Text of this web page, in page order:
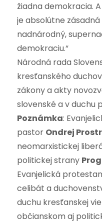
žiadna demokracia.
je absolútne
nadnárodný,
demokraciu.“
Národná rada
kresťanského
zákony a akty
slovenské a v duchu
Poznámka:
pastor Ondrej
neomarxistickej
politickej strany
Evanjelická
celibát a
duchu kresťanskej
občianskom aj